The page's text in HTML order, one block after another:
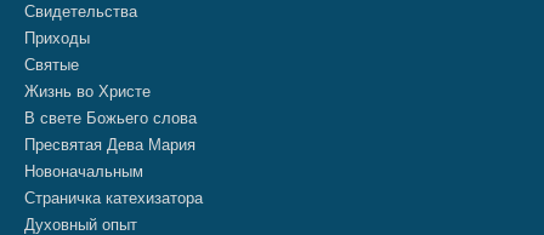
Свидетельства
Приходы
Святые
Жизнь во Христе
В свете Божьего слова
Пресвятая Дева Мария
Новоначальным
Страничка катехизатора
Духовный опыт